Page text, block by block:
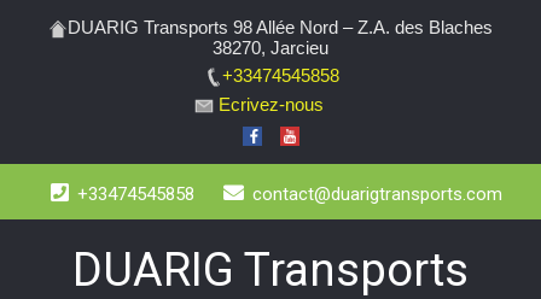
DUARIG Transports 98 Allée Nord – Z.A. des Blaches
38270, Jarcieu
+33474545858
Ecrivez-nous
+33474545858 contact@duarigtransports.com
DUARIG Transports